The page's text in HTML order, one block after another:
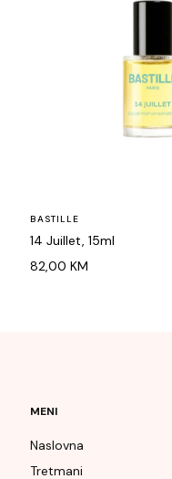
BASTILLE
14 Juillet, 15ml
82,00 KM
MENI
Naslovna
Tretmani